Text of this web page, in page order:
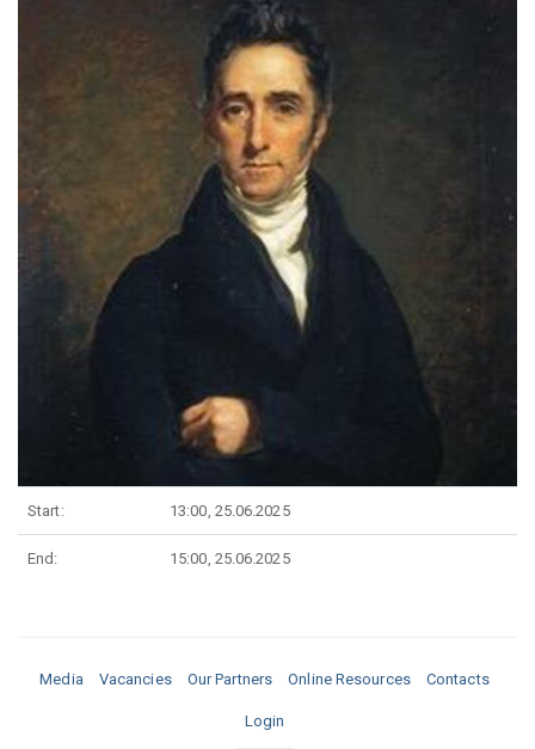
Start: 13:00, 25.06.2025
End: 15:00, 25.06.2025
Media Vacancies Our Partners Online Resources Contacts
Login